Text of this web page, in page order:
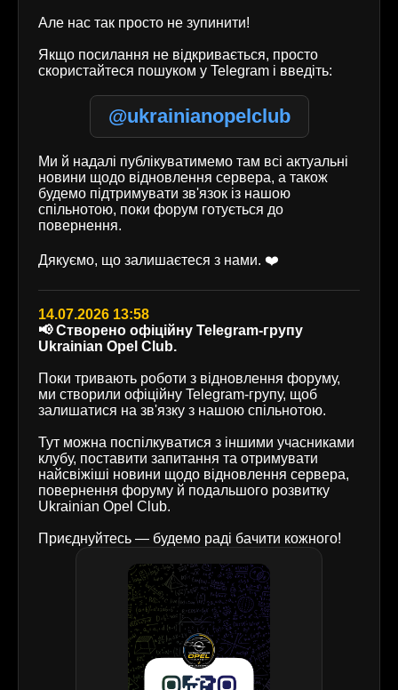
Але нас так просто не зупинити!
Якщо посилання не відкривається, просто
скористайтеся пошуком у Telegram і введіть:
@ukrainianopelclub
Ми й надалі публікуватимемо там всі актуальні
новини щодо відновлення сервера, а також
будемо підтримувати зв'язок із нашою
спільнотою, поки форум готується до
повернення.
Дякуємо, що залишаєтеся з нами. ❤️
14.07.2026 13:58
📢 Створено офіційну Telegram-групу
Ukrainian Opel Club.
Поки тривають роботи з відновлення форуму,
ми створили офіційну Telegram-групу, щоб
залишатися на зв'язку з нашою спільнотою.
Тут можна поспілкуватися з іншими учасниками
клубу, поставити запитання та отримувати
найсвіжіші новини щодо відновлення сервера,
повернення форуму й подальшого розвитку
Ukrainian Opel Club.
Приєднуйтесь — будемо раді бачити кожного!